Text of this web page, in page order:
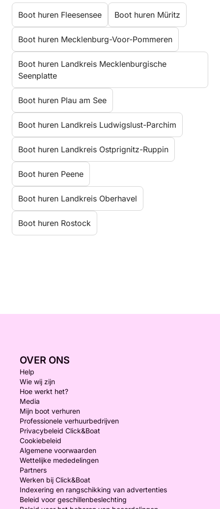
Boot huren Fleesensee Boot huren Müritz
Boot huren Mecklenburg-Voor-Pommeren
Boot huren Landkreis Mecklenburgische
Seenplatte
Boot huren Plau am See
Boot huren Landkreis Ludwigslust-Parchim
Boot huren Landkreis Ostprignitz-Ruppin
Boot huren Peene
Boot huren Landkreis Oberhavel
Boot huren Rostock
OVER ONS
Help
Wie wij zijn
Hoe werkt het?
Media
Mijn boot verhuren
Professionele verhuurbedrijven
Privacybeleid Click&Boat
Cookiebeleid
Algemene voorwaarden
Wettelijke mededelingen
Partners
Werken bij Click&Boat
Indexering en rangschikking van advertenties
Beleid voor geschillenbeslechting